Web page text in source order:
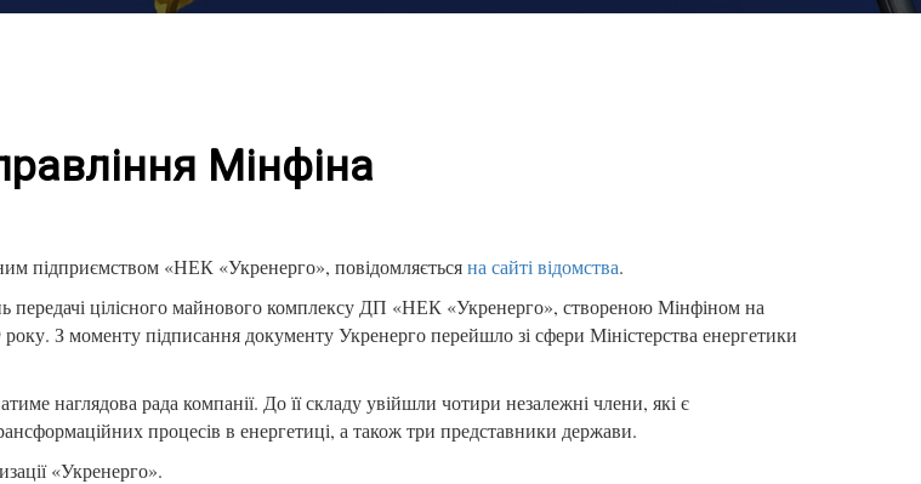
Мінфіна
підприємством «НЕК «Укренерго», повідомляєтьсяна сайті відомства.
передачі цілісного майнового комплексу ДП «НЕК «Укренерго», створеною Мінфіном на
З моменту підписання документу Укренерго перейшло зі сфери Міністерства енергетики
наглядова рада компанії. До її складу увійшли чотири незалежні члени, які є
процесів в енергетиці, а також три представники держави.
«Укренерго».